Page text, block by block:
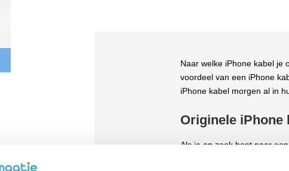
Naar welke iPhone kabel je
voordeel van een iPhone
iPhone kabel morgen al in
Originele iPhone
Als je op zoek bent naar
namelijk originele iPhone